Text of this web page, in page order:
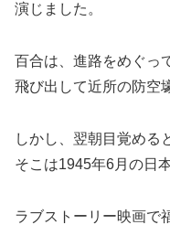
演じました。
百合は、進路をめぐっ
飛び出して近所の防空
しかし、翌朝目覚める
そこは1945年6月の日
ラブストーリー映画で